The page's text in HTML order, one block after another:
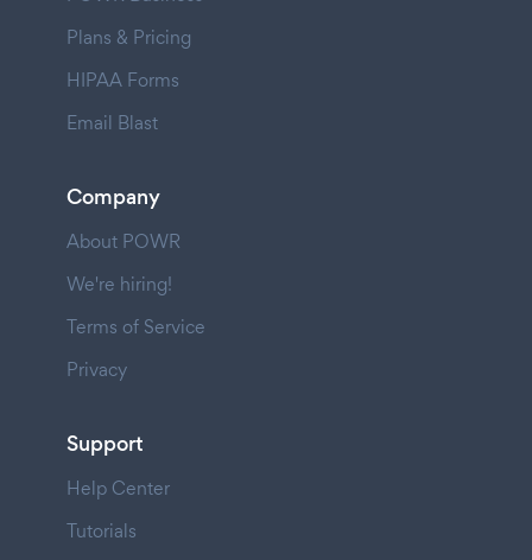
Plans & Pricing
HIPAA Forms
Email Blast
Company
About POWR
We're hiring!
Terms of Service
Privacy
Support
Help Center
Tutorials